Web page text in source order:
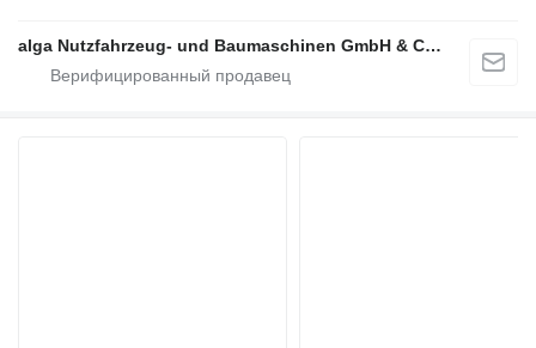
alga Nutzfahrzeug- und Baumaschinen GmbH & Co. KG